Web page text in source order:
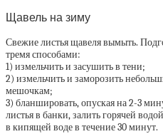
Щавель на зиму
Свежие листья щавеля вымыть.
тремя способами:
1) измельчить и засушить в тени;
2) измельчить и заморозить
мешочкам;
3) бланшировать, опуская на 2-3
листья в банки, залить горячей
в кипящей воде в течение 30 минут.